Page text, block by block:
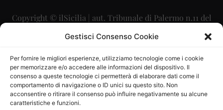
Gestisci Consenso Cookie
Per fornire le migliori esperienze, utilizziamo tecnologie come i cookie
per memorizzare e/o accedere alle informazioni del dispositivo. Il
consenso a queste tecnologie ci permetterà di elaborare dati come il
comportamento di navigazione o ID unici su questo sito. Non
acconsentire o ritirare il consenso può influire negativamente su alcune
caratteristiche e funzioni.
Copyright © ilSicilia | aut. Tribunale di Palermo n.11 del
29/09/2015
Direttore Editoriale: Maurizio Scaglione
Direttore Responsabile: Maria Calabrese